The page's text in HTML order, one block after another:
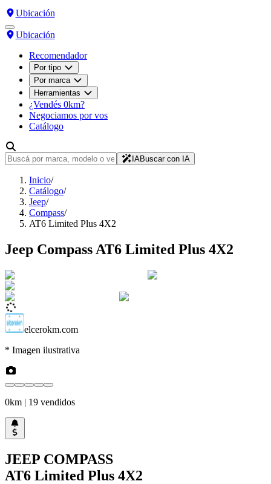
Ubicación
Ubicación
Recomendador
Por tipo
Por marca
Herramientas
¿Vendés 0km?
Negociamos por vos
Catálogo
IABuscar con IA
Inicio/
Catálogo/
Jeep/
Compass/
AT6 Limited Plus 4X2
Jeep Compass AT6 Limited Plus 4X2
elcerokm.com
* Imagen ilustrativa
0km | 19 vendidos
JEEP COMPASS
AT6 Limited Plus 4X2